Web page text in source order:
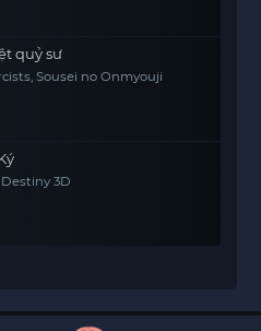
quỷ sư
Sousei no Onmyouji
3D